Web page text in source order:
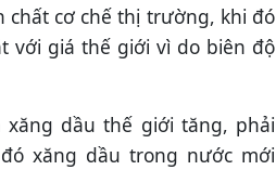
chất cơ chế thị trường, khi đó
với giá thế giới vì do biên độ
dầu thế giới tăng, phải
xăng dầu trong nước mới